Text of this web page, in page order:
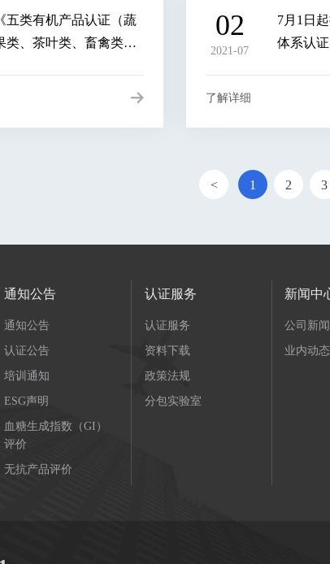
五类有机产品认证（蔬
类、茶叶类、畜禽类、
02
2021-07
7月1日
体系认
了解详细
< 1 2 3
通知公告
通知公告
认证公告
培训通知
ESG声明
血糖生成指数（GI）
评价
无抗产品评价
认证服务
认证服务
资料下载
政策法规
分包实验室
新闻中
公司新闻
业内动态